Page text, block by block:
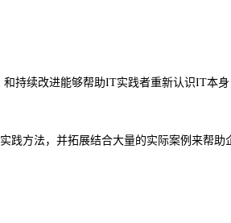
续改进能够帮助IT实践者重新认识IT本身
法，并拓展结合大量的实际案例来帮助